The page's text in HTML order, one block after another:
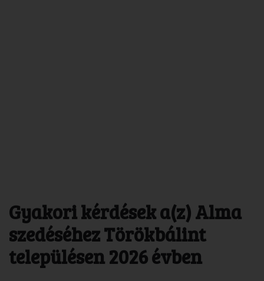
Gyakori kérdések a(z) Alma
szedéséhez Törökbálint
településen 2026 évben